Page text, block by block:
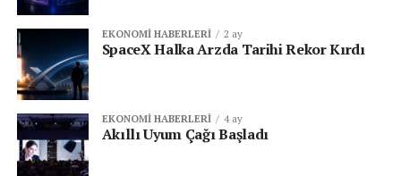
EKONOMI HABERLERI 2 ay
SpaceX Halka Arzda Tarihi Rekor Kırdı
EKONOMI HABERLERI 4 ay
Akıllı Uyum Çağı Başladı